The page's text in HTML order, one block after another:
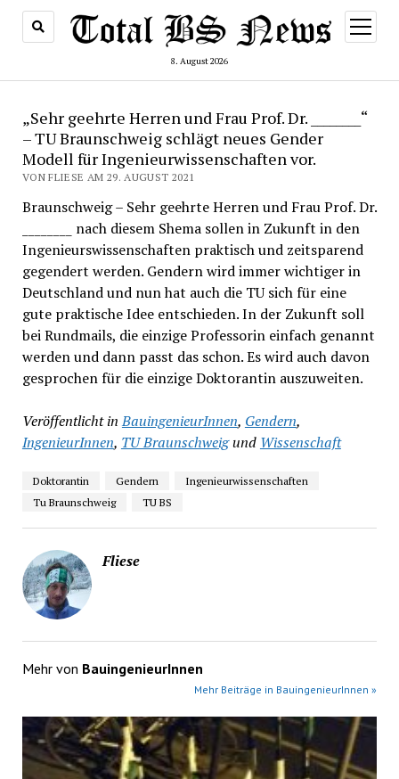
8. August 2026
Menü
öffnen
„Sehr geehrte Herren und Frau Prof. Dr. ________“
– TU Braunschweig schlägt neues Gender
Modell für Ingenieurwissenschaften vor.
VON FLIESE AM 29. AUGUST 2021
Braunschweig – Sehr geehrte Herren und Frau Prof. Dr.
________ nach diesem Shema sollen in Zukunft in den
Ingenieurswissenschaften praktisch und zeitsparend
gegendert werden. Gendern wird immer wichtiger in
Deutschland und nun hat auch die TU sich für eine
gute praktische Idee entschieden. In der Zukunft soll
bei Rundmails, die einzige Professorin einfach genannt
werden und dann passt das schon. Es wird auch davon
gesprochen für die einzige Doktorantin auszuweiten.
Veröffentlicht in BauingenieurInnen, Gendern,
IngenieurInnen, TU Braunschweigund Wissenschaft
Doktorantin Gendern
Ingenieurwissenschaften
Tu Braunschweig
TU BS
Fliese
Mehr von BauingenieurInnen
Mehr Beiträge in BauingenieurInnen »